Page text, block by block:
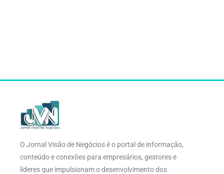
O Jornal Visão de Negócios é o portal de informação,
conteúdo e conexões para empresários, gestores e
líderes que impulsionam o desenvolvimento dos